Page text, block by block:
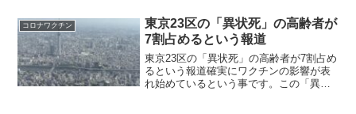
ないし、宴会も解禁に向かうと思ってい
た人は少なくない。なぜ...
コロナワクチン
東京23区の「異状死」の高齢者が
7割占めるという報道
東京23区の「異状死」の高齢者が7割占め
るという報道確実にワクチンの影響が表
れ始めているという事です。この「異状